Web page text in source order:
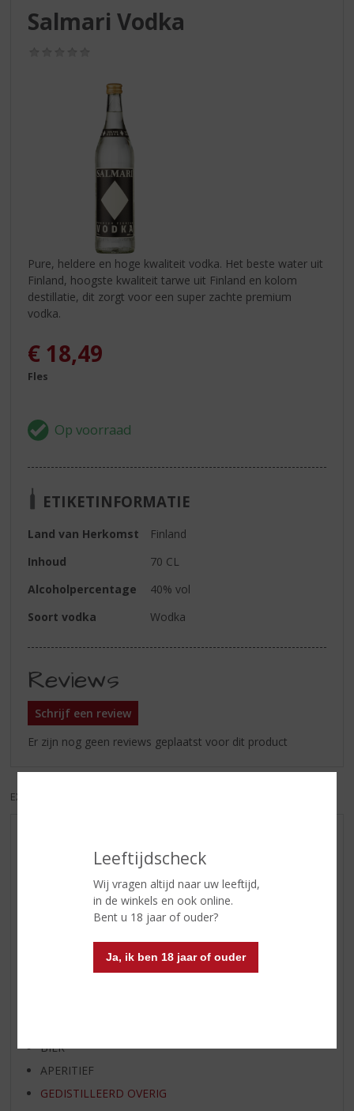
Leeftijdscheck
Wij vragen altijd naar uw leeftijd,
in de winkels en ook online.
Bent u 18 jaar of ouder?
Ja, ik ben 18 jaar of ouder
Salmari Vodka
Pure, heldere en hoge kwaliteit vodka. Het beste water uit
Finland, hoogste kwaliteit tarwe uit Finland en kolom
destillatie, dit zorgt voor een super zachte premium
vodka.
€ 18,49
Fles
ETIKETINFORMATIE
Land van Herkomst
Finland
Inhoud
70 CL
Alcoholpercentage
40% vol
Soort vodka
Wodka
Reviews
Schrijf een review
Er zijn nog geen reviews geplaatst voor dit product
EXCL. BTW
WIJN VAN DE MAAND
WHISKY VAN DE MAAND
RUM VAN DE MAAND
SPIRIT VAN DE MAAND
BIER
APERITIEF
GEDISTILLEERD OVERIG